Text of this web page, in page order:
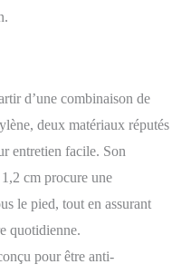
d’une combinaison de
deux matériaux réputés
entretien facile. Son
cm procure une
le pied, tout en assurant
quotidienne.
pour être anti-